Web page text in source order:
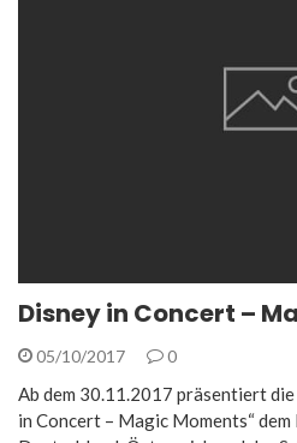
Disney in Concert –
05/10/2017 0
Ab dem 30.11.2017 präsentiert
in Concert – Magic Moments“